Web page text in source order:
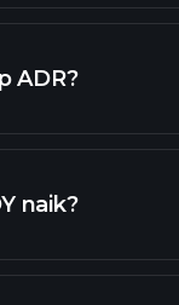
ADR?
naik?